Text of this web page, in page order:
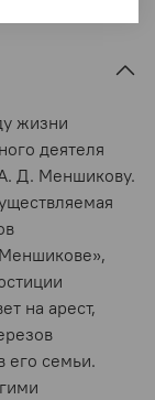
жизни
деятеля
Д. Меншикову.
на арест,
его семьи.